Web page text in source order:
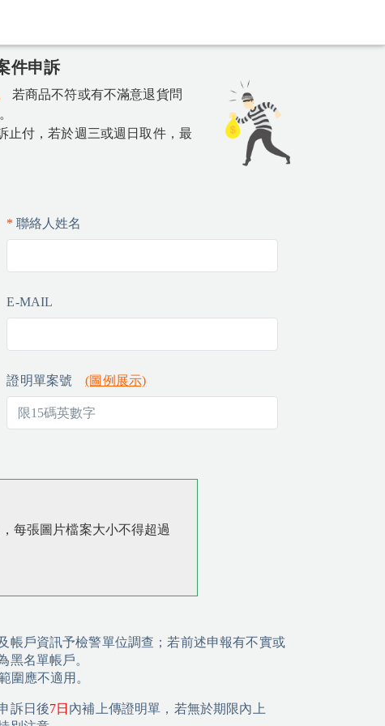
件申訴
若商品不符或有不滿意退貨問
止付，若於週三或週日取件，最
聯絡人姓名
E-MAIL
證明單案號 (圖例展示)
每張圖片檔案大小不得超過
帳戶資訊予檢警單位調查；若前述申報有不實或
黑名單帳戶。
圍應不適用。
訴日後7日 內補上傳證明單，若無於期限內上